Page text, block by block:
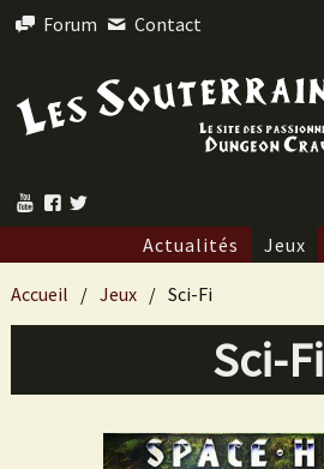
Forum Contact
Actualités Jeux
Accueil Jeux Sci-Fi
Sci-Fi